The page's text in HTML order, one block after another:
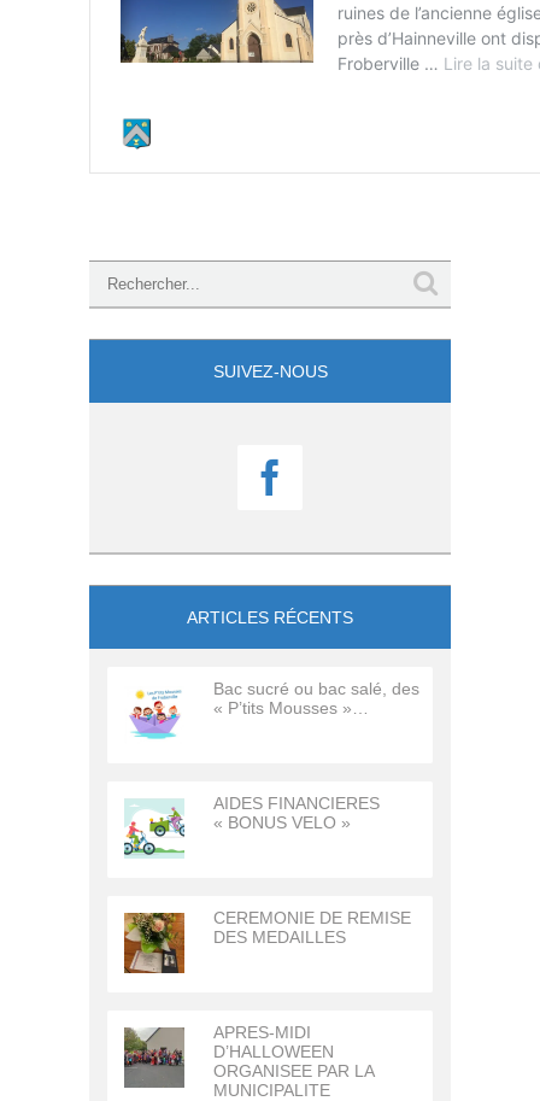
SUIVEZ-NOUS

ARTICLES RÉCENTS
Bac sucré ou bac salé, des
« P’tits Mousses »…
AIDES FINANCIERES
« BONUS VELO »
CEREMONIE DE REMISE
DES MEDAILLES
APRES-MIDI
D’HALLOWEEN
ORGANISEE PAR LA
MUNICIPALITE